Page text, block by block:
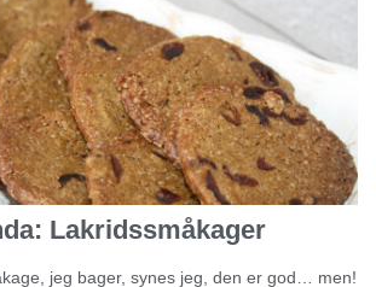
Lakridssmåkager
jeg bager, synes jeg, den er god… men!